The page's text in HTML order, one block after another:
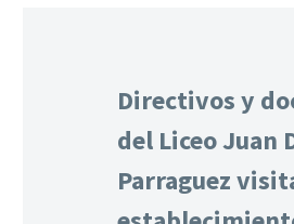
Directivos y
del Liceo Juan
Parraguez